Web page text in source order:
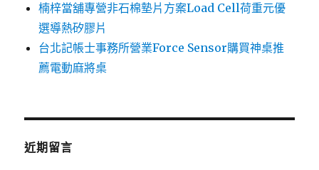
楠梓當舖專營非石棉墊片方案Load Cell荷重元優
選導熱矽膠片
台北記帳士事務所營業Force Sensor購買神桌推
薦電動麻將桌
近期留言